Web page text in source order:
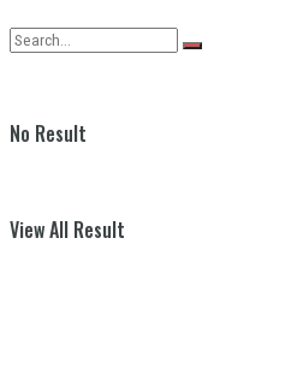
No Result
View All Result